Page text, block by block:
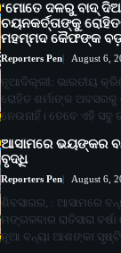
‘ମୋତେ ଦଳରୁ ବାଦ୍
ଚୟନକର୍ତ୍ତାଙ୍କୁ
ମହମ୍ମଦ କୈଫଙ୍କ ବଡ଼
Reporters Pen August 6,
ନୂଆଦିଲ୍ଲୀ: ଭାରତୀୟ
ରୋହିତ ଶର୍ମାଙ୍କ ଅବସରକୁ
ନେଉନାହିଁ। ତେବେ ଏହି ସବୁ
ଆସାମରେ ଭୟଙ୍କର
ବୃଦ୍ଧି
Reporters Pen August 6,
ଶିବସାଗର, : ଆସାମରେ
ମଙ୍ଗଳବାର ରାତିସାରା
ନୂଆ ବନ୍ୟା ଆଶଙ୍କା